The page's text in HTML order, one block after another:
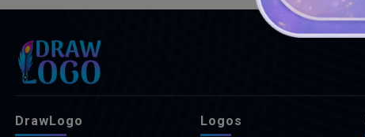
DrawLogo Logos